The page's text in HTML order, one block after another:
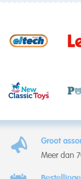
Groot
Meer dan